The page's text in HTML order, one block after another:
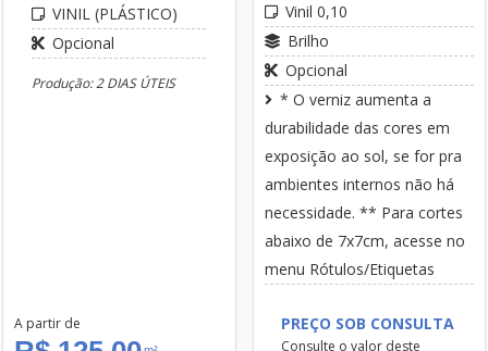
VINIL (PLÁSTICO)
Opcional
Produção: 2 DIAS ÚTEIS
A partir de
Vinil 0,10
Brilho
Opcional
* O verniz aumenta a
durabilidade das cores em
exposição ao sol, se for pra
ambientes internos não há
necessidade. ** Para cortes
abaixo de 7x7cm, acesse no
menu Rótulos/Etiquetas
PREÇO SOB CONSULTA
Consulte o valor deste